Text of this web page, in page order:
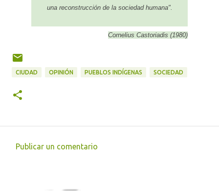
una reconstrucción de la sociedad humana".
Cornelius Castoriadis (1980)
CIUDAD OPINIÓN PUEBLOS INDÍGENAS SOCIEDAD
Publicar un comentario